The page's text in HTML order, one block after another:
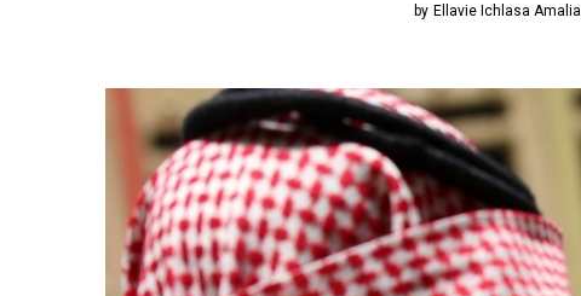
by Ellavie Ichlasa Amalia